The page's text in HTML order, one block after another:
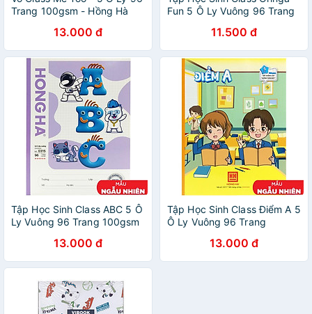
Trang 100gsm - Hồng Hà
13.000 đ
Fun 5 Ô Ly Vuông 96 Trang
(Mẫu Sản Phẩm Giao Ngẫu
Nhiên)
11.500 đ
Tập Học Sinh Class ABC 5 Ô
Ly Vuông 96 Trang 100gsm
Phẩm Giao Ngẫu Nhiên)
13.000 đ
Tập Học Sinh Class Điểm A 5
Ô Ly Vuông 96 Trang
(Mẫu Sản Phẩm Giao Ngẫu
Nhiên)
13.000 đ